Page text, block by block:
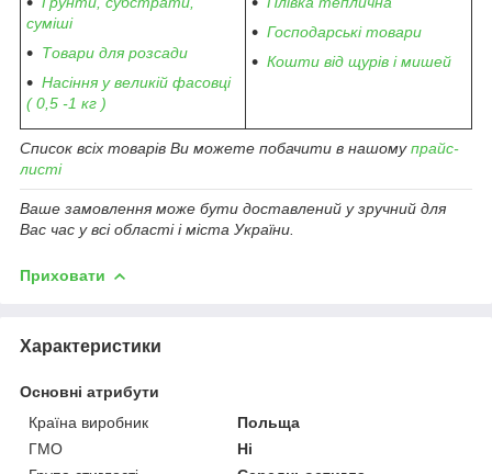
суміші
Товари для розсади
Насіння у великій фасовці
( 0,5 -1 кг )
Господарські товари
Кошти від щурів і мишей
Список всіх товарів Ви можете побачити в нашомупрайс-
листі
Ваше замовлення може бути доставлений у зручний для
Вас час у всі області і міста України.
Приховати
Характеристики
Основні атрибути
Країна виробник
Польща
ГМО
Ні